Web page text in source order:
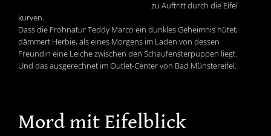
zu Auftritt durch die Eifel
kurven.
Dass die Frohnatur Teddy Marco ein dunkles Geheimnis hütet,
dämmert Herbie, als eines Morgens im Laden von dessen
Freundin eine Leiche zwischen den Schaufensterpuppen liegt.
Und das ausgerechnet im Outlet-Center von Bad Münstereifel.
Mord mit Eifelblick